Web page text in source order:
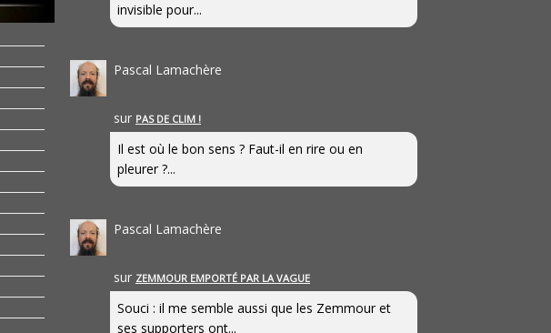
invisible pour...
Pascal Lamachère
sur PAS DE CLIM !
Il est où le bon sens ? Faut-il en rire ou en
pleurer ?...
Pascal Lamachère
sur ZEMMOUR EMPORTÉ PAR LA VAGUE
Souci : il me semble aussi que les Zemmour et
ses supporters ont...